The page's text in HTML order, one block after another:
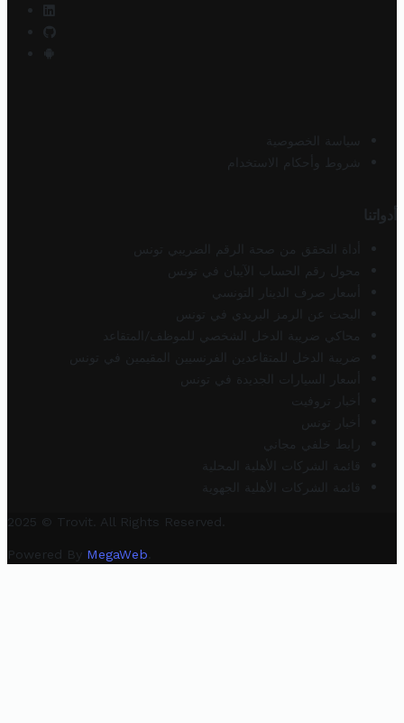
سياسة الخصوصية
شروط وأحكام الاستخدام
أدواتنا
أداة التحقق من صحة الرقم الضريبي تونس
محول رقم الحساب الآيبان في تونس
أسعار صرف الدينار التونسي
البحث عن الرمز البريدي في تونس
محاكي ضريبة الدخل الشخصي للموظف/المتقاعد
ضريبة الدخل للمتقاعدين الفرنسيين المقيمين في تونس
أسعار السيارات الجديدة في تونس
أخبار تروفيت
أخبار تونس
رابط خلفي مجاني
قائمة الشركات الأهلية المحلية
قائمة الشركات الأهلية الجهوية
2025 © Trovit. All Rights Reserved.
Powered By MegaWeb